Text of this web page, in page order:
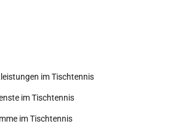
im Tischtennis
im Tischtennis
im Tischtennis